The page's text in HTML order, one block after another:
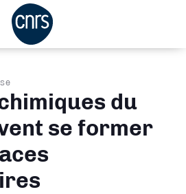
du
se former